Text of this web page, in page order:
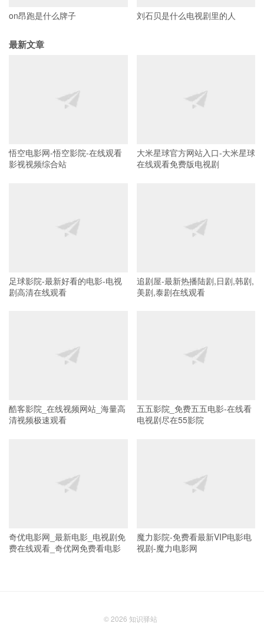
on昂跑是什么牌子 刘石贝是什么电视剧里的人
最新文章
悟空电影网-悟空影院-在线观看
影视视频综合站
大米星球官方网站入口-大米星球
在线观看免费版电视剧
足球影院-最新好看的电影-电视
剧高清在线观看
追剧屋-最新热播陆剧,日剧,韩剧,
美剧,泰剧在线观看
酷客影院_在线视频网站_海量高
清视频极速观看
五五影院_免费五五电影-在线看
电视剧尽在55影院
奇优电影网_最新电影_电视剧免
费在线观看_奇优网免费看电影
魔力影院-免费看最新VIP电影电
视剧-魔力电影网
© 2026 知识驿站